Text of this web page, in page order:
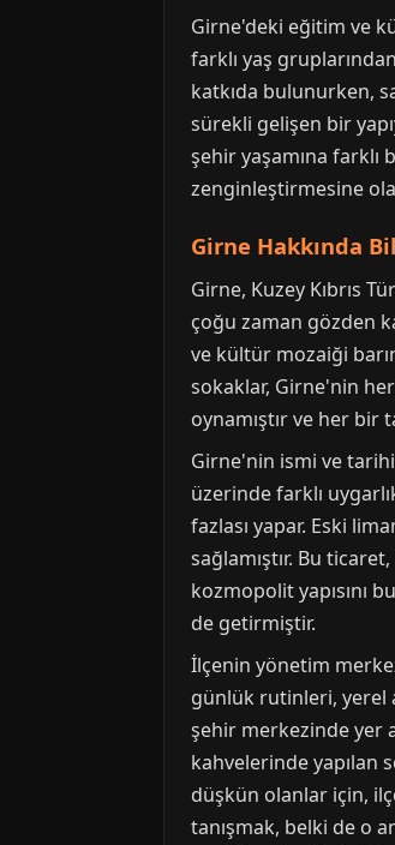
Girne'deki eğitim ve
farklı yaş
katkıda bulunurken,
sürekli gelişen bir
şehir yaşamına
zenginleştirmesine
Girne Hakkında
Girne, Kuzey Kıbrıs
çoğu zaman gözden
ve kültür mozaiği
sokaklar, Girne'nin
oynamıştır ve her bir
Girne'nin ismi ve
üzerinde farklı
fazlası yapar. Eski
sağlamıştır. Bu
kozmopolit yapısını
de getirmiştir.
İlçenin yönetim
günlük rutinleri, yerel
şehir merkezinde yer
kahvelerinde yapılan
düşkün olanlar için,
tanışmak, belki de o